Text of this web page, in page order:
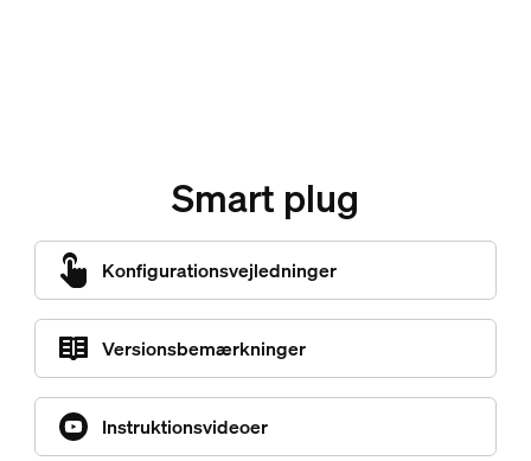
Smart plug
Konfigurationsvejledninger
Versionsbemærkninger
Instruktionsvideoer